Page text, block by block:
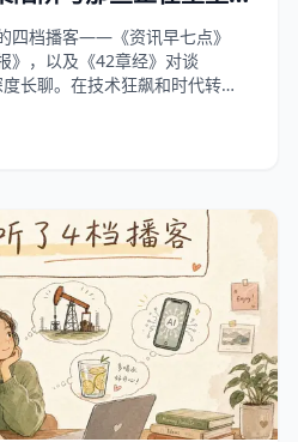
四档播客——《资讯早七点》
》，以及《42章经》对谈
长聊。在技术狂飙和时代转折